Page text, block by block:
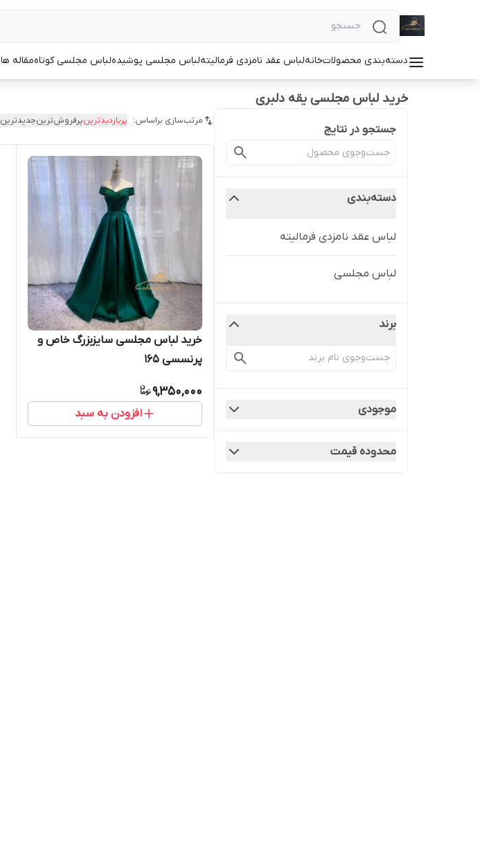
دسته‌بندی محصولاتخانهلباس عقد نامزدی فرمالیتهلباس مجلسی پوشیدهلباس مجلسی کوتاهمقاله ها
خرید لباس مجلسی یقه دلبری
جستجو در نتایج
دسته‌بندی
لباس عقد نامزدی فرمالیته
لباس مجلسی
برند
موجودی
محدوده قیمت
مرتب‌سازی براساس: پربازدیدترینپرفروش‌ترینجدیدترین
خرید لباس مجلسی سایزبزرگ خاص و
پرنسسی ۱۶۵
9,350,000
افزودن به سبد